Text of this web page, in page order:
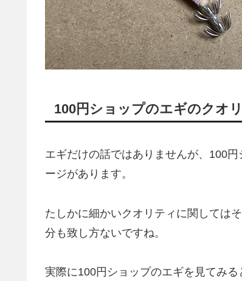
100円ショップのエギのクオ
エギだけの話ではありませんが、100
ージがあります。
たしかに細かいクオリティに関しては
分も致し方ないですね。
実際に100円ショップのエギを見てみ